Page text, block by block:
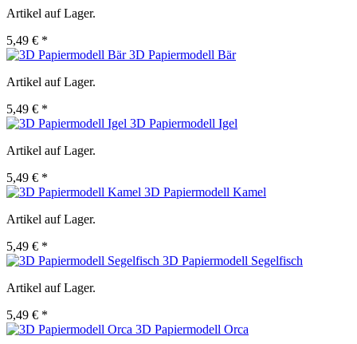
Artikel auf Lager.
5,49 € *
3D Papiermodell Bär
Artikel auf Lager.
5,49 € *
3D Papiermodell Igel
Artikel auf Lager.
5,49 € *
3D Papiermodell Kamel
Artikel auf Lager.
5,49 € *
3D Papiermodell Segelfisch
Artikel auf Lager.
5,49 € *
3D Papiermodell Orca